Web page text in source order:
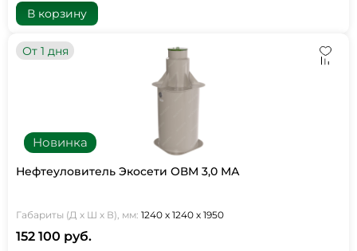
В корзину
Новинка
От 1 дня
Нефтеуловитель Экосети ОВМ 3,0 МА
Габариты (Д х Ш х В), мм: 1240 х 1240 х 1950
152 100 руб.